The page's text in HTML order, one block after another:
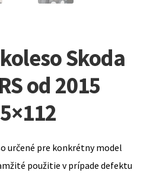
Skoda
od 2015
určené pre konkrétny model
použitie v prípade defektu